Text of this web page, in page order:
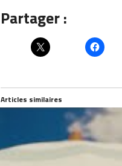
Partager :
Articles similaires